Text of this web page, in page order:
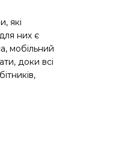
які
них є
мобільний
доки всі